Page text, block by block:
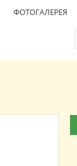
ФОТОГАЛЕРЕЯ